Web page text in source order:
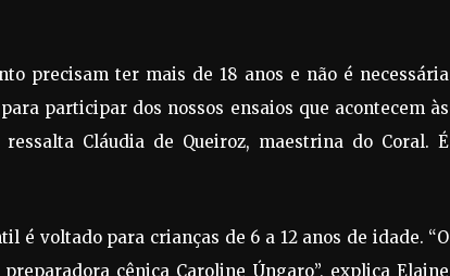
precisam ter mais de 18 anos e não é necessária
participar dos nossos ensaios que acontecem às
Cláudia de Queiroz, maestrina do Coral. É
é voltado para crianças de 6 a 12 anos de idade. “O
cênica Caroline Úngaro”, explica Elaine